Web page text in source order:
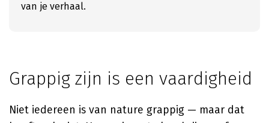
van je verhaal.
Grappig zijn is een vaardigheid
Niet iedereen is van nature grappig — maar dat